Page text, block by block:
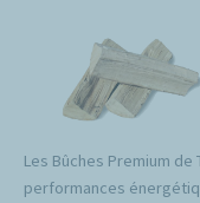
Les Bûches Premium
performances